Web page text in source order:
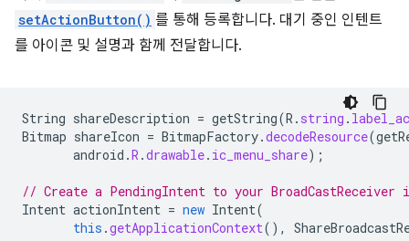
setActionButton() 를 통해 등록합니다. 대기 중인 인텐트
를 아이콘 및 설명과 함께 전달합니다.
String shareDescription = getString(R . string .
Bitmap shareIcon = BitmapFactory.decodeResource(
android .R .drawable. ic_menu_share);
// Create a PendingIntent to your BroadCastReceiver
Intent actionIntent = new Intent(
this .getApplicationContext(),